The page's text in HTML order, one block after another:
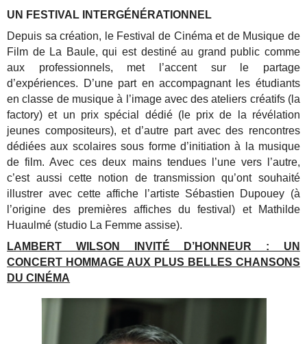
UN FESTIVAL INTERGÉNÉRATIONNEL
Depuis sa création, le Festival de Cinéma et de Musique de
Film de La Baule, qui est destiné au grand public comme
aux professionnels, met l’accent sur le partage
d’expériences. D’une part en accompagnant les étudiants
en classe de musique à l’image avec des ateliers créatifs (la
factory) et un prix spécial dédié (le prix de la révélation
jeunes compositeurs), et d’autre part avec des rencontres
dédiées aux scolaires sous forme d’initiation à la musique
de film.Avec ces deux mains tendues l’une vers l’autre,
c’est aussi cette notion de transmission qu’ont souhaité
illustrer avec cette affiche l’artiste Sébastien Dupouey (à
l’origine des premières affiches du festival) et Mathilde
Huaulmé (studio La Femme assise).
LAMBERT WILSON INVITÉ D’HONNEUR : UN
CONCERT HOMMAGE AUX PLUS BELLES CHANSONS
DU CINÉMA